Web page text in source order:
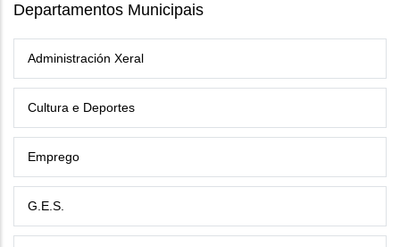
Departamentos Municipais
Administración Xeral
Cultura e Deportes
Emprego
G.E.S.